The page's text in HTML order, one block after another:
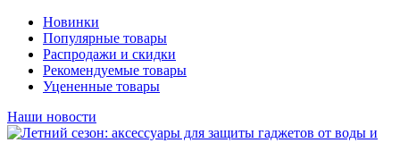
Новинки
Популярные товары
Распродажи и скидки
Рекомендуемые товары
Уцененные товары
Наши новости